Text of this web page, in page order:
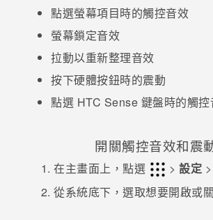
校園專案
企業採購
銷售通路
支援服務點選螢幕項目時的觸控音效
螢幕鎖定音效
拉動以重新整理音效
按下硬體按鈕時的震動
點選 HTC Sense 鍵盤時的觸
開關觸控音效和震
在主畫面上，點選 > 設定 >
從系統底下，選取想要開啟或